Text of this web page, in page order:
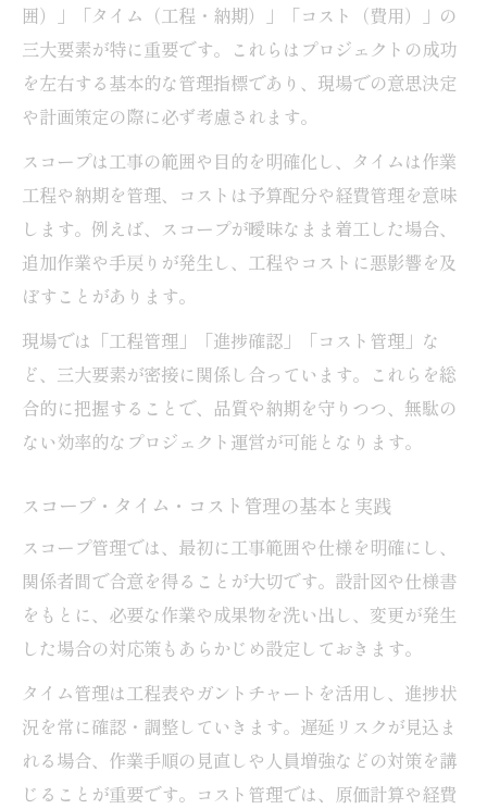
囲）」「タイム（工程・納期）」「コスト（費用）」の
三大要素が特に重要です。これらはプロジェクトの成功
を左右する基本的な管理指標であり、現場での意思決定
や計画策定の際に必ず考慮されます。
スコープは工事の範囲や目的を明確化し、タイムは作業
工程や納期を管理、コストは予算配分や経費管理を意味
します。例えば、スコープが曖昧なまま着工した場合、
追加作業や手戻りが発生し、工程やコストに悪影響を及
ぼすことがあります。
現場では「工程管理」「進捗確認」「コスト管理」な
ど、三大要素が密接に関係し合っています。これらを総
合的に把握することで、品質や納期を守りつつ、無駄の
ない効率的なプロジェクト運営が可能となります。
スコープ・タイム・コスト管理の基本と実践
スコープ管理では、最初に工事範囲や仕様を明確にし、
関係者間で合意を得ることが大切です。設計図や仕様書
をもとに、必要な作業や成果物を洗い出し、変更が発生
した場合の対応策もあらかじめ設定しておきます。
タイム管理は工程表やガントチャートを活用し、進捗状
況を常に確認・調整していきます。遅延リスクが見込ま
れる場合、作業手順の見直しや人員増強などの対策を講
じることが重要です。コスト管理では、原価計算や経費